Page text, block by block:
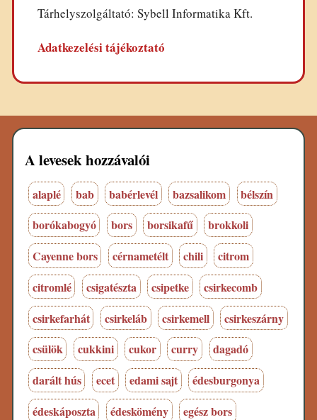
Tárhelyszolgáltató: Sybell Informatika Kft.
Adatkezelési tájékoztató
A levesek hozzávalói
alaplé bab babérlevél bazsalikom
bélszín
borókabogyó
bors borsikafű
brokkoli
Cayenne bors
cérnametélt chili
citrom
citromlé
csigatészta csipetke
csirkecomb
csirkefarhát
csirkeláb csirkemell
csirkeszárny
csülök
cukkini cukor curry
dagadó
darált hús
ecet edami sajt
édesburgonya
édeskáposzta
édeskömény
egész bors